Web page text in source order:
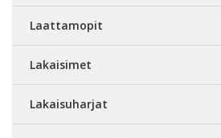
Laattamopit
Lakaisimet
Lakaisuharjat